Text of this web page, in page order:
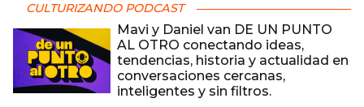
CULTURIZANDO PODCAST
Mavi y Daniel van DE UN PUNTO
AL OTRO conectando ideas,
tendencias, historia y actualidad en
conversaciones cercanas,
inteligentes y sin filtros.